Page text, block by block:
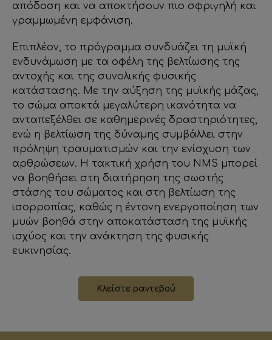
απόδοση και να αποκτήσουν πιο σφριγηλή και
γραμμωμένη εμφάνιση.
Επιπλέον, το πρόγραμμα συνδυάζει τη μυϊκή
ενδυνάμωση με τα οφέλη της βελτίωσης της
αντοχής και της συνολικής φυσικής
κατάστασης. Με την αύξηση της μυϊκής μάζας,
το σώμα αποκτά μεγαλύτερη ικανότητα να
ανταπεξέλθει σε καθημερινές δραστηριότητες,
ενώ η βελτίωση της δύναμης συμβάλλει στην
πρόληψη τραυματισμών και την ενίσχυση των
αρθρώσεων. Η τακτική χρήση του NMS μπορεί
να βοηθήσει στη διατήρηση της σωστής
στάσης του σώματος και στη βελτίωση της
ισορροπίας, καθώς η έντονη ενεργοποίηση των
μυών βοηθά στην αποκατάσταση της μυϊκής
ισχύος και την ανάκτηση της φυσικής
ευκινησίας.
Κλείστε ραντεβού